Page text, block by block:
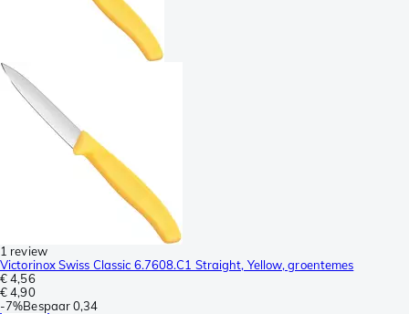
1 review
Victorinox Swiss Classic 6.7608.C1 Straight, Yellow, groentemes
€ 4,56
€ 4,90
-7%Bespaar0,34